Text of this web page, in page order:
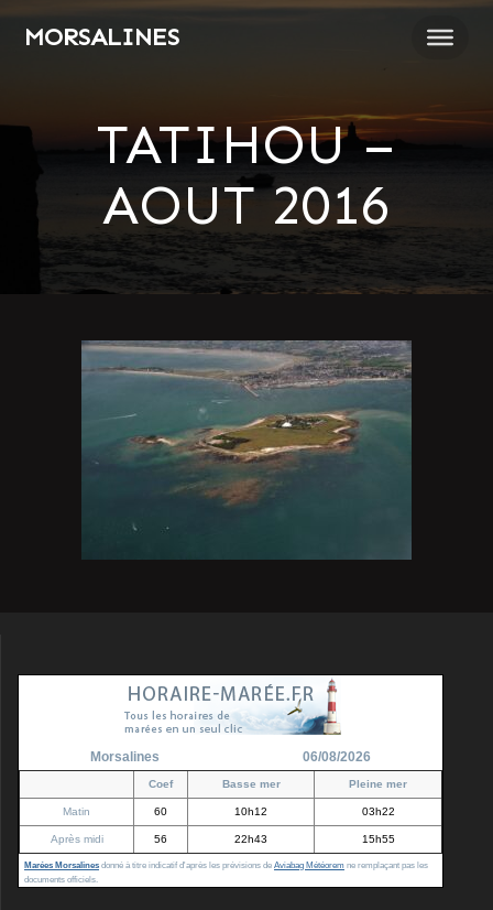
Passer
MORSALINES
TATIHOU –
AOUT 2016
Morsalines 06/08/2026
Coef Basse mer Pleine mer
Matin 60 10h12 03h22
Après midi 56 22h43 15h55
Marées Morsalines donné à titre indicatif d'après les prévisions de Aviabag Météorem ne remplaçant pas les
documents officiels.